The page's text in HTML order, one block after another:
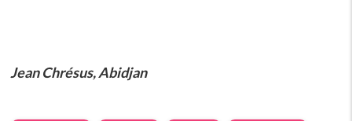
Jean Chrésus, Abidjan